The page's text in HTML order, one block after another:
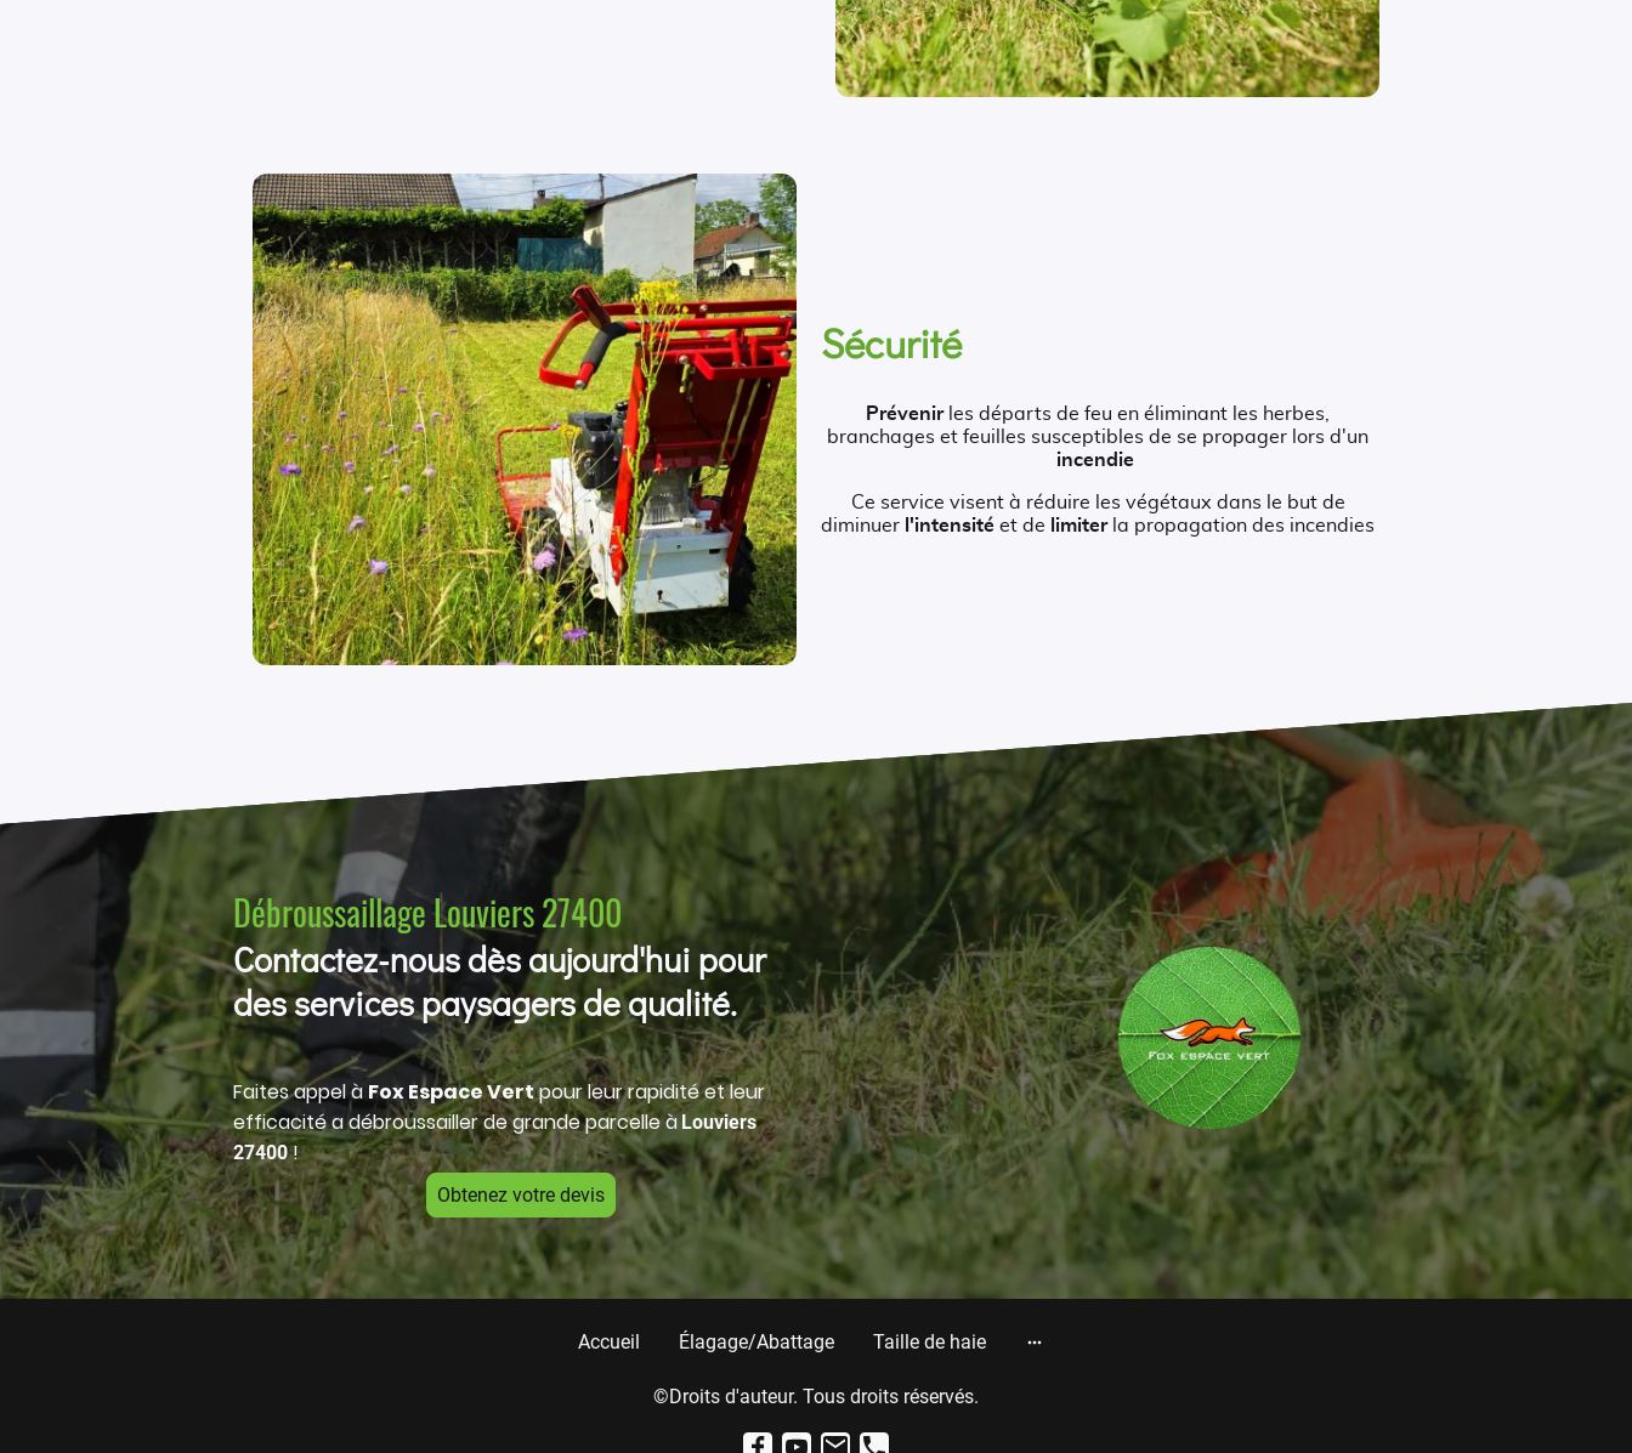
Sécurité
Prévenirles départs de feu en éliminant les herbes,
branchages et feuilles susceptibles de se propager lors d'un
incendie
Ce service visent à réduire les végétaux dans le but de
diminuer l'intensité et de limiterla propagation des incendies
Débroussaillage Louviers 27400
Contactez-nous dès aujourd'hui pour
des services paysagers de qualité.
Faites appel à Fox Espace Vertpour leur rapidité et leur
efficacité a débroussailler de grande parcelle à Louviers
27400 !
Obtenez votre devis
Accueil Élagage/Abattage Taille de haie
©Droits d'auteur. Tous droits réservés.